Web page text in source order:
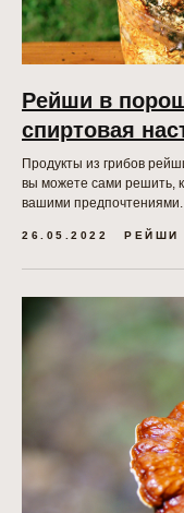
Рейши в
спиртовая
Продукты из грибов
вы можете сами решить,
вашими предпочтениями.
26.05.2022 РЕЙШИ